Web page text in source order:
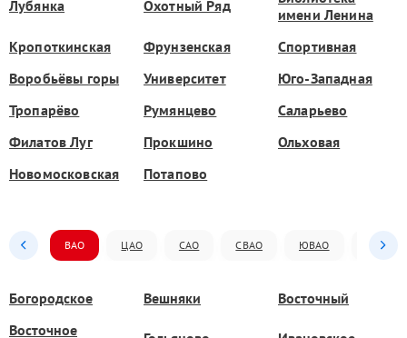
Лубянка Охотный Ряд
имени Ленина
Кропоткинская
Фрунзенская
Спортивная
Воробьёвы горы
Университет
Юго-Западная
Тропарёво
Румянцево
Саларьево
Филатов Луг
Прокшино
Ольховая
Новомосковская
Потапово
ВАО ЦАО САО СВАО ЮВАО ЮАО
Богородское Вешняки
Восточный
Восточное